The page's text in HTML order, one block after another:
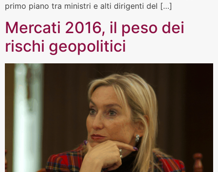
primo piano tra ministri e alti dirigenti del […]
Mercati 2016, il peso dei
rischi geopolitici